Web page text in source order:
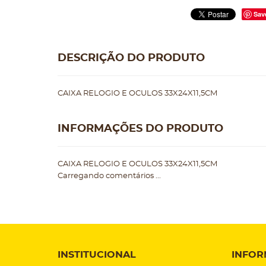
DESCRIÇÃO DO PRODUTO
CAIXA RELOGIO E OCULOS 33X24X11,5CM
INFORMAÇÕES DO PRODUTO
CAIXA RELOGIO E OCULOS 33X24X11,5CM
Carregando comentários ...
INSTITUCIONAL